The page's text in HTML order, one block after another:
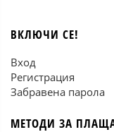
ВКЛЮЧИ СЕ!
Вход
Регистрация
Забравена парола
МЕТОДИ ЗА